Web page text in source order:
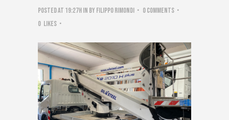
Posted at 19:27hin by Filippo Rimondi
0 Comments
0 Likes